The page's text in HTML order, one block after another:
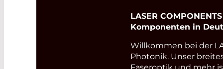
LASER
Komponenten in
Willkommen bei der
Photonik. Unser